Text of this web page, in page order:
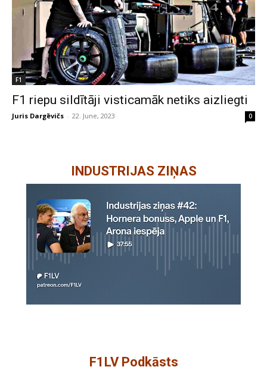
F1
F1 riepu sildītāji visticamāk netiks aizliegti
Juris Dargēvičs - 22. June, 2023 0
INDUSTRIJAS ZIŅAS
F1LV Podkāsts